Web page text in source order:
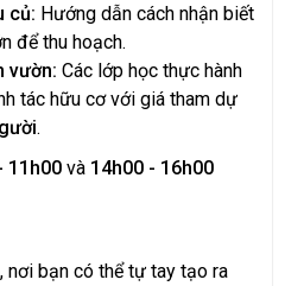
củ: Hướng dẫn cách nhận biết
để thu hoạch.
vườn: Các lớp học thực hành
tác hữu cơ với giá tham dự
.
11h00 và 14h00 - 16h00
nơi bạn có thể tự tay tạo ra